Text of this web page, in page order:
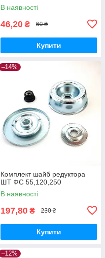
В наявності
46,20 ₴ 60 ₴
Купити
–14%
Комплект шайб редуктора
ШТ ФС 55,120,250
В наявності
197,80 ₴ 230 ₴
Купити
–12%